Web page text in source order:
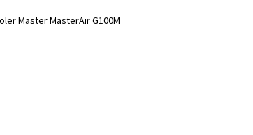
Master MasterAir G100M